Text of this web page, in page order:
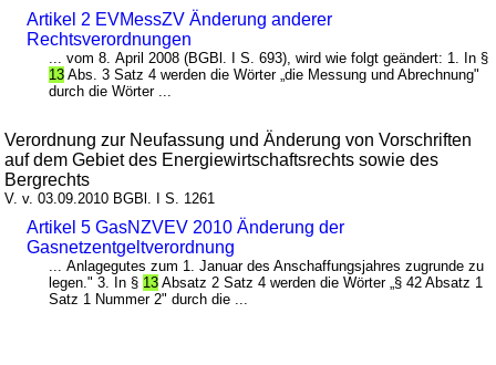
Artikel 2 EVMessZV Änderung anderer
Rechtsverordnungen
... vom 8. April 2008 (BGBl. I S. 693), wird wie folgt geändert: 1. In §
13 Abs. 3 Satz 4 werden die Wörter „die Messung und Abrechnung"
durch die Wörter ...
Verordnung zur Neufassung und Änderung von Vorschriften
auf dem Gebiet des Energiewirtschaftsrechts sowie des
Bergrechts
V. v. 03.09.2010 BGBl. I S. 1261
Artikel 5 GasNZVEV 2010 Änderung der
Gasnetzentgeltverordnung
... Anlagegutes zum 1. Januar des Anschaffungsjahres zugrunde zu
legen." 3. In § 13 Absatz 2 Satz 4 werden die Wörter „§ 42 Absatz 1
Satz 1 Nummer 2" durch die ...